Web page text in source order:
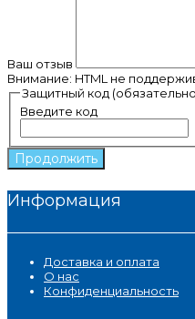
Ваш отзыв
Внимание: HTML не
Защитный код
Введите код
Продолжить
Информация
Доставка и оплата
О нас
Конфиденциальность